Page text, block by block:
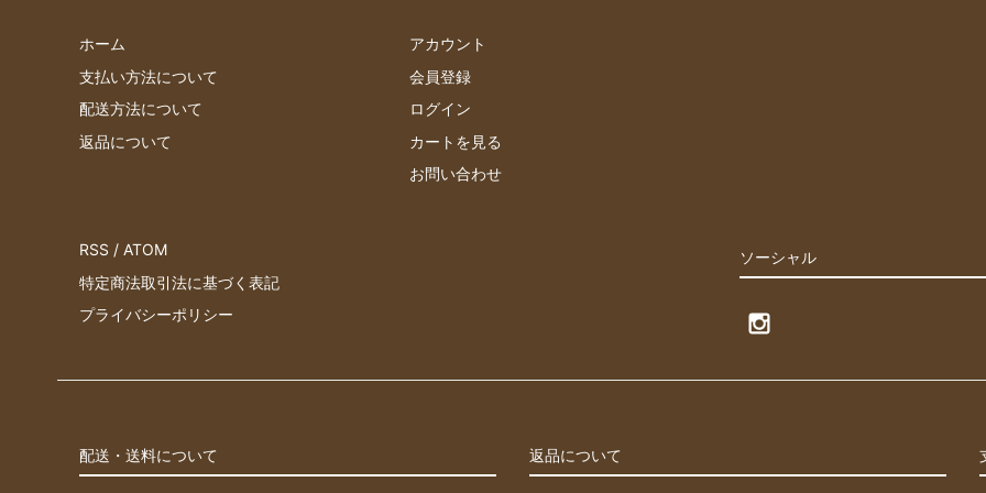
ホーム
支払い方法について
配送方法について
返品について
アカウント
会員登録
ログイン
カートを見る
お問い合わせ
ソーシャル
RSS / ATOM
特定商法取引法に基づく表記
プライバシーポリシー
配送・送料について 返品について